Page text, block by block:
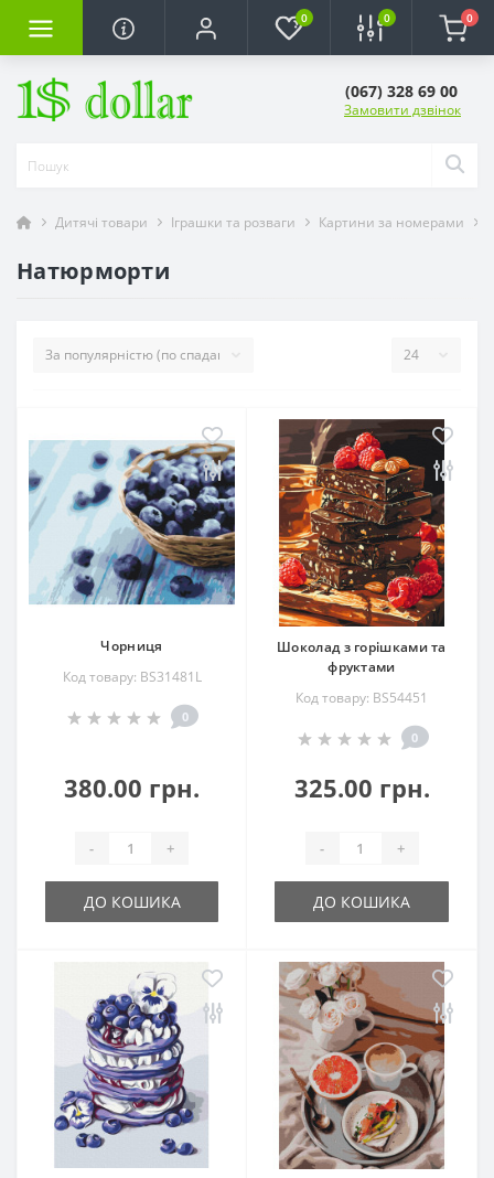
0 0 0
(067) 328 69 00
Замовити дзвінок
Дитячі товари Іграшки та розваги Картини за номерами
Натюрморти
Чорниця
Код товару: BS31481L
0
380.00 грн.
- +
ДО КОШИКА
Шоколад з горішками та
фруктами
Код товару: BS54451
0
325.00 грн.
- +
ДО КОШИКА